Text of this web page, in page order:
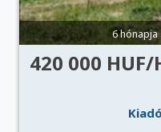
6 hónapja
420 000 HUF/